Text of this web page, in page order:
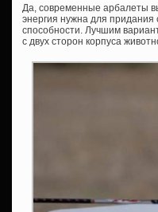
Да, современные арбалеты
энергия нужна для
способности. Лучшим
с двух сторон корпуса